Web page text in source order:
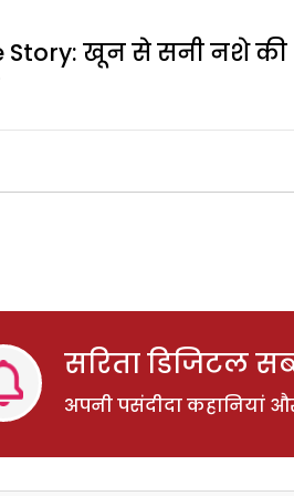
Story: खून से सनी नशे की
सरिता डिजिटल
अपनी पसंदीदा कहानियां